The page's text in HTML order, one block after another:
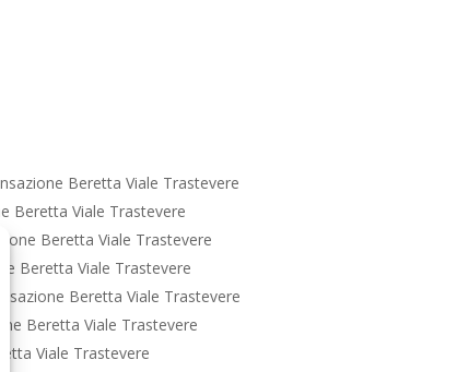
Beretta Viale Trastevere
Beretta Viale Trastevere
Beretta Viale Trastevere
Beretta Viale Trastevere
Beretta Viale Trastevere
Beretta Viale Trastevere
Viale Trastevere